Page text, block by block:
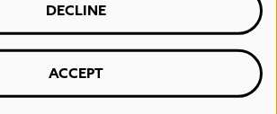
DECLINE
ACCEPT